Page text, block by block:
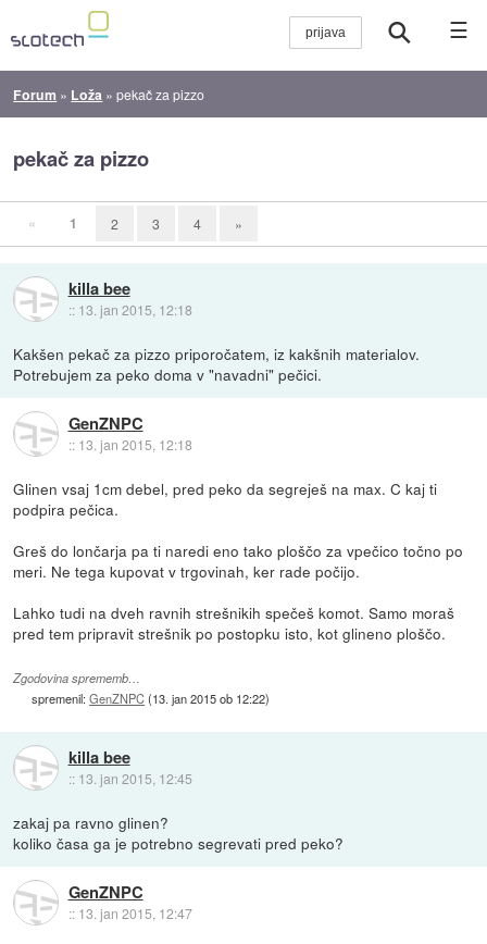
☰
Forum » Loža »pekač za pizzo
pekač za pizzo
« 1 2 3 4 »
killa bee
:: 13. jan 2015, 12:18
Kakšen pekač za pizzo priporočatem, iz kakšnih materialov.
Potrebujem za peko doma v "navadni" pečici.
GenZNPC
:: 13. jan 2015, 12:18
Glinen vsaj 1cm debel, pred peko da segreješ na max. C kaj ti
podpira pečica.
Greš do lončarja pa ti naredi eno tako ploščo za vpečico točno po
meri. Ne tega kupovat v trgovinah, ker rade počijo.
Lahko tudi na dveh ravnih strešnikih spečeš komot. Samo moraš
pred tem pripravit strešnik po postopku isto, kot glineno ploščo.
Zgodovina sprememb…
spremenil:GenZNPC(13. jan 2015 ob 12:22)
killa bee
:: 13. jan 2015, 12:45
zakaj pa ravno glinen?
koliko časa ga je potrebno segrevati pred peko?
GenZNPC
:: 13. jan 2015, 12:47